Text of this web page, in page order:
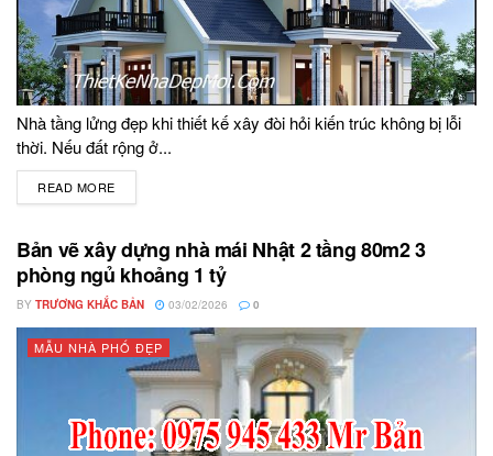
Nhà tầng lửng đẹp khi thiết kế xây đòi hỏi kiến trúc không bị lỗi
thời. Nếu đất rộng ở...
READ MORE
Bản vẽ xây dựng nhà mái Nhật 2 tầng 80m2 3
phòng ngủ khoảng 1 tỷ
BY TRƯƠNG KHẮC BẢN 03/02/2026 0
MẪU NHÀ PHỐ ĐẸP